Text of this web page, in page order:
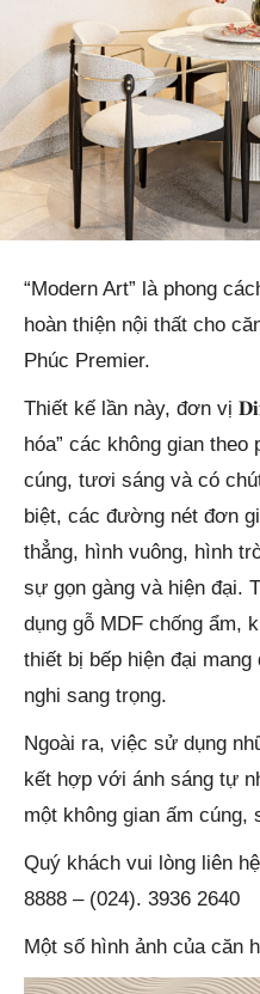
“Modern Art” là phong
hoàn thiện nội thất cho
Phúc Premier.
Thiết kế lần này, đơn vị
hóa” các không gian theo
cúng, tươi sáng và có
biệt, các đường nét đơn
thẳng, hình vuông, hình
sự gọn gàng và hiện đại.
dụng gỗ MDF chống ẩm,
thiết bị bếp hiện đại
nghi sang trọng.
Ngoài ra, việc sử dụng
kết hợp với ánh sáng tự
một không gian ấm cúng,
Quý khách vui lòng liên
8888 – (024). 3936 2640
Một số hình ảnh của căn